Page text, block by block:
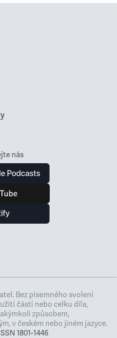
nás
Bez písemného svolení
částí nebo celku díla,
způsobem,
v českém nebo jiném jazyce.
1801-1446